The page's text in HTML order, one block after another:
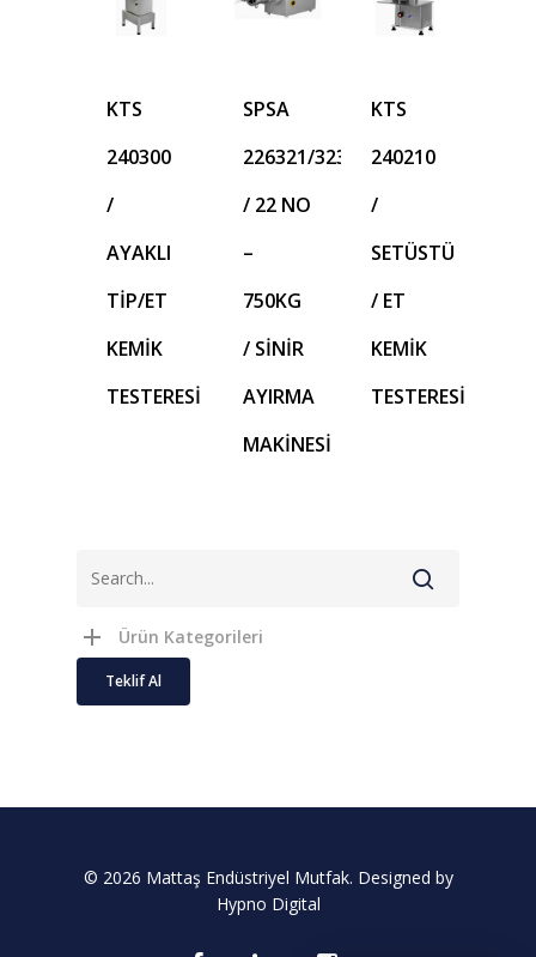
KTS
240300
/
AYAKLI
TİP/ET
KEMİK
TESTERESİ
SPSA
226321/323
/ 22 NO
–
750KG
/ SİNİR
AYIRMA
MAKİNESİ
KTS
240210
/
SETÜSTÜ
/ ET
KEMİK
TESTERESİ
Ürün Kategorileri
Teklif Al
© 2026 Mattaş Endüstriyel Mutfak. Designed by
Hypno Digital